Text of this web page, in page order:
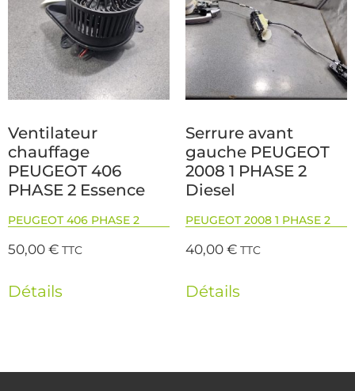
Ventilateur
chauffage
PEUGEOT 406
PHASE 2 Essence
PEUGEOT 406 PHASE 2
50,00€ TTC
Détails
Serrure avant
gauche PEUGEOT
2008 1 PHASE 2
Diesel
PEUGEOT 2008 1 PHASE 2
40,00€ TTC
Détails